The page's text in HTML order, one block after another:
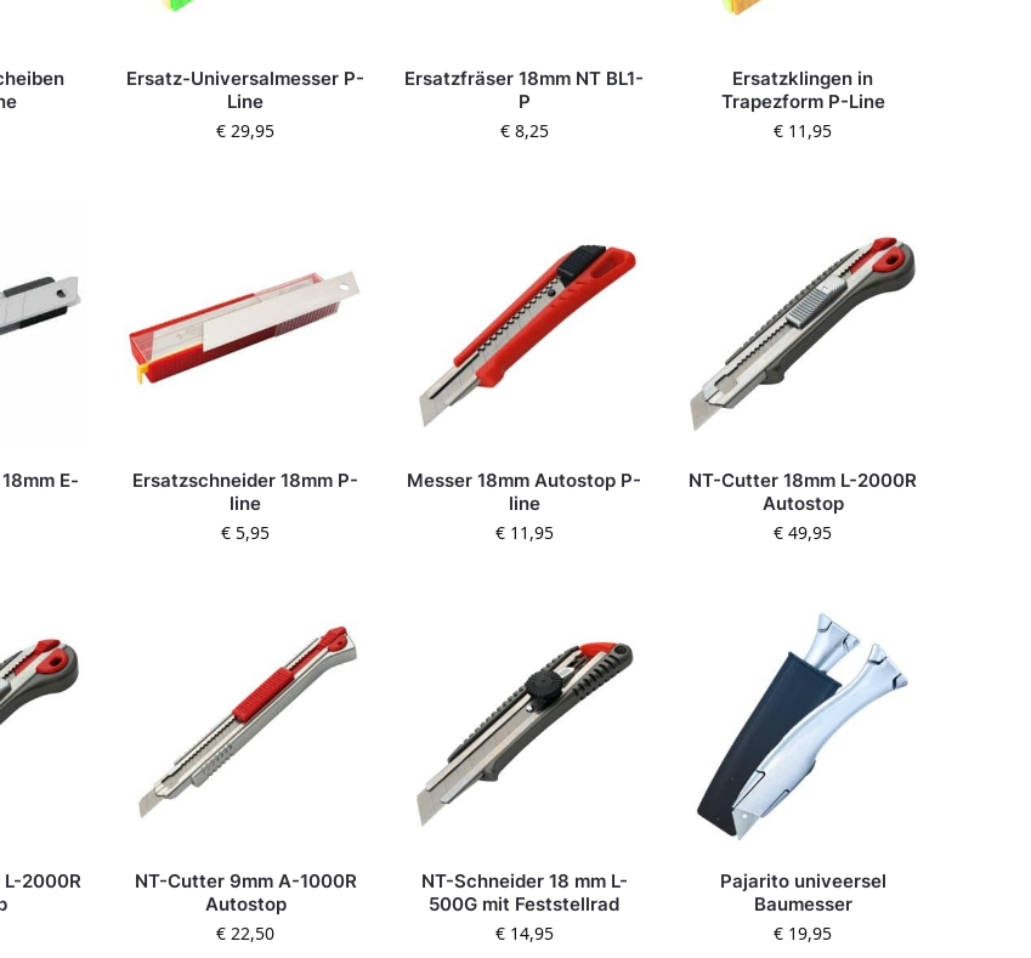
Ersatz-Universalmesser P-
Line
€ 29,95
Ersatzfräser 18mm NT BL1-
P
€8,25
Ersatzklingen in
Trapezform P-Line
€ 11,95
E-
Ersatzschneider 18mm P-
line
€ 5,95
Messer 18mm Autostop P-
line
€11,95
NT-Cutter 18mm L-2000R
Autostop
€ 49,95
L-2000R
NT-Cutter 9mm A-1000R
Autostop
€ 22,50
NT-Schneider 18 mm L-
500G mit Feststellrad
€14,95
Pajarito univeersel
Baumesser
€ 19,95